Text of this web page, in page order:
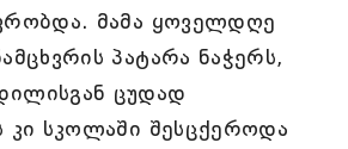
მამა ყოველდღე
პატარა ნაჭერს,
ცუდად
კი სკოლაში შესცქეროდა